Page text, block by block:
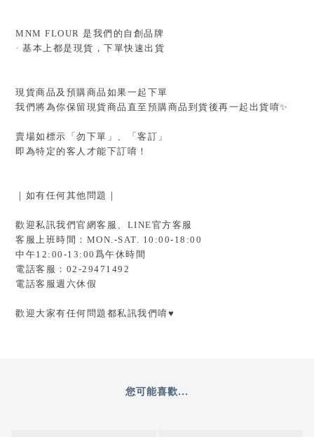
MNM FLOUR 是我們的自創品牌
· 基本上都是現貨，下單快速出貨
現貨商品及預購商品如果一起下單
我們將為你保留現貨商品直至預購商品到貨後再一起出貨唷✨
賣場如標示「勿下單」、「客訂」
即為特定的客人才能下訂唷！
｜如有任何其他問題｜
歡迎私訊我們官網客服、LINE官方客服
客服上班時間：MON.-SAT. 10:00-18:00
中午12:00-13:00爲午休時間
電話客服：02-29471492
電話客服週六休假
歡迎大家有任何問題都私訊我們唷♥️
您可能喜歡...